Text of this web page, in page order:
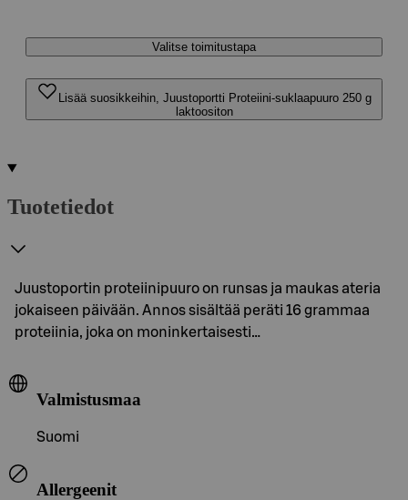
Valitse toimitustapa
Lisää suosikkeihin, Juustoportti Proteiini-suklaapuuro 250 g
laktoositon
Tuotetiedot
Juustoportin proteiinipuuro on runsas ja maukas ateria
jokaiseen päivään. Annos sisältää peräti 16 grammaa
proteiinia, joka on moninkertaisesti…
Valmistusmaa
Suomi
Allergeenit